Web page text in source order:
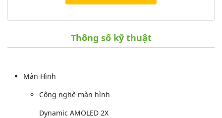
Thông số kỹ thuật
Màn Hình
Công nghệ màn hình
Dynamic AMOLED 2X